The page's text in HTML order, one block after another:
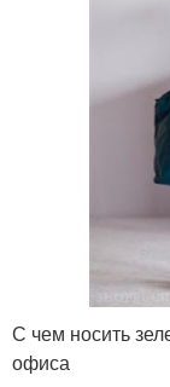
С чем носить
офиса